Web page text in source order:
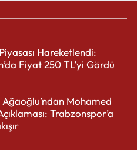
Piyasası Hareketlendi:
Fiyat 250 TL’yi Gördü
Mohamed
Trabzonspor’a